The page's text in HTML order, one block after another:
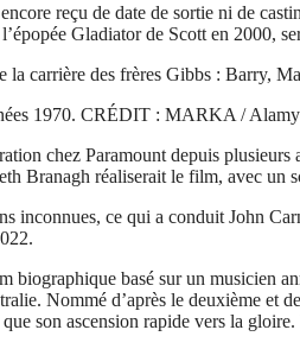
reçu de date de sortie ni de
Gladiator de Scott en 2000,
carrière des frères Gibbs : Barry,
1970. CRÉDIT : MARKA /
chez Paramount depuis
Branagh réaliserait le film, avec un
inconnues, ce qui a conduit John
biographique basé sur un musicien
Nommé d’après le deuxième et
son ascension rapide vers la